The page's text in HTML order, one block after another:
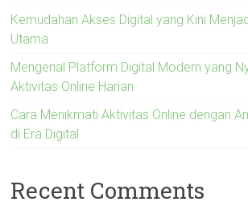
Kemudahan Akses Digital yang Kini
Utama
Mengenal Platform Digital Modern yang
Aktivitas Online Harian
Cara Menikmati Aktivitas Online dengan
di Era Digital
Recent Comments